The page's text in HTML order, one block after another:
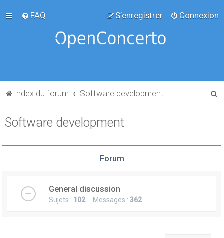
FAQ Connexion
S’enregistrer
Index du forum Software development
e
Software development
Forum
General discussion
Sujets : 102Messages : 362